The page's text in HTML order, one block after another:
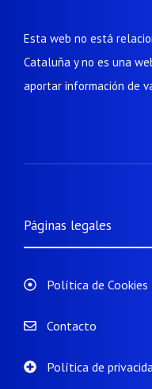
Esta web no está
Cataluña y no es una
aportar información de
Páginas legales
Política de Cookies
Contacto
Política de